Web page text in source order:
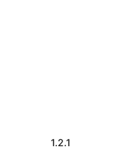
1.2.1